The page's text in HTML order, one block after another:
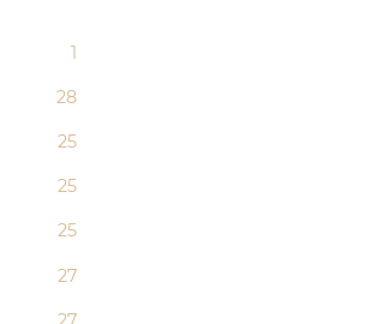
1
28
25
25
25
27